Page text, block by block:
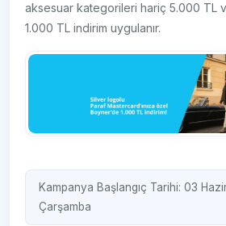
aksesuar kategorileri hariç 5.000 TL
1.000 TL indirim uygulanır.
Kampanya Başlangıç Tarihi: 03
Çarşamba